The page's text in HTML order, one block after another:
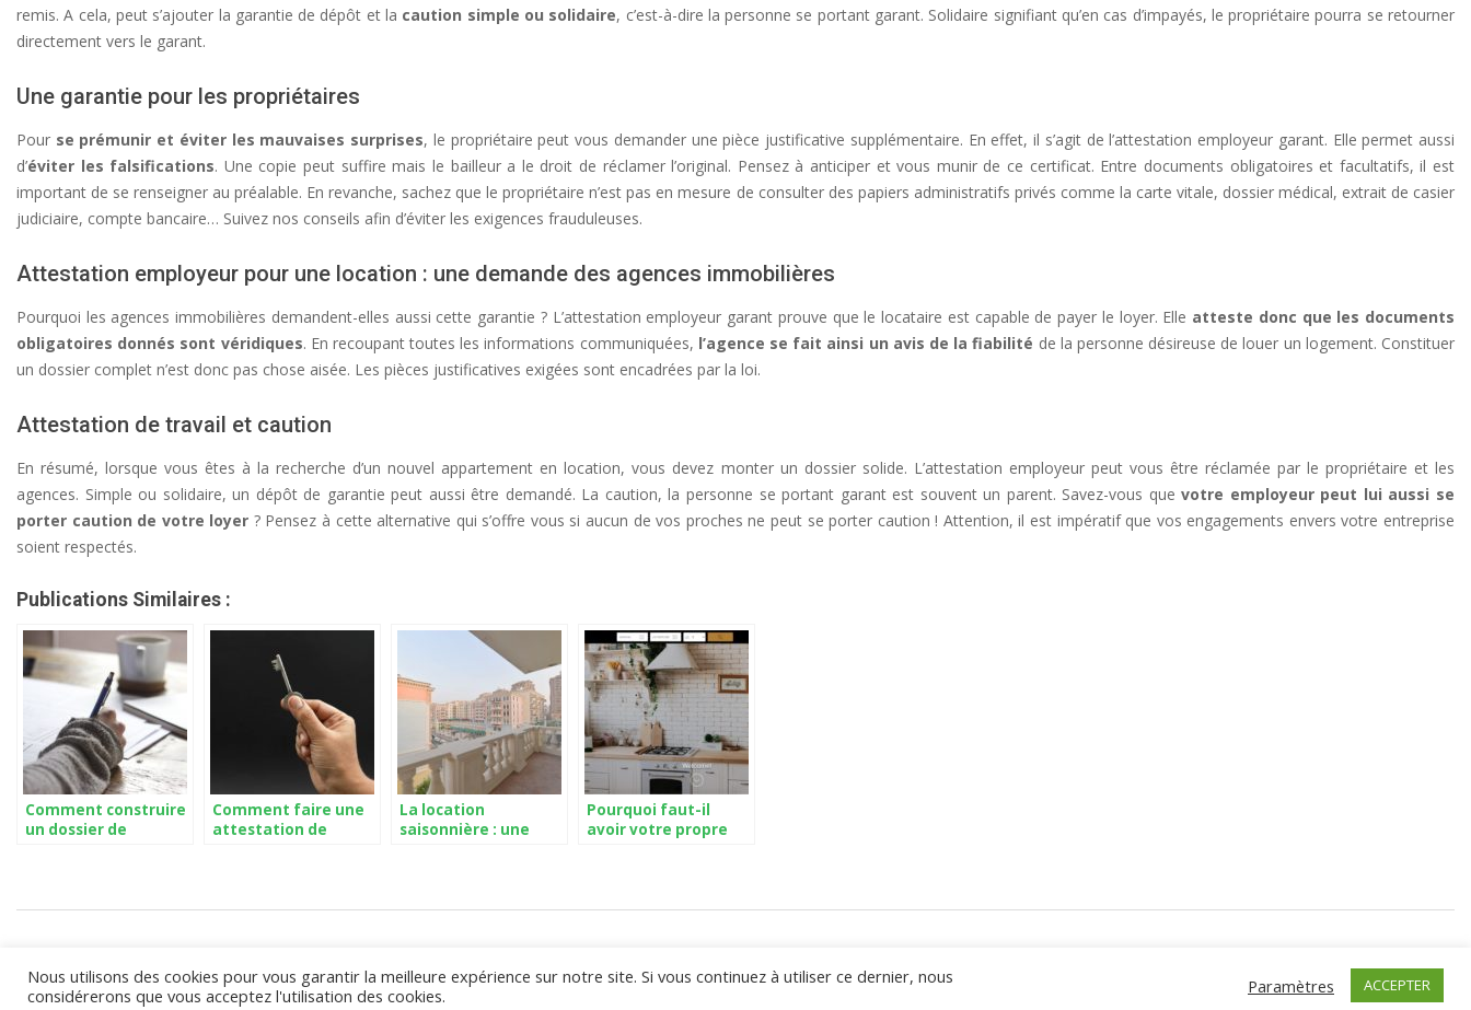
remis. A cela, peut s’ajouter la garantie de dépôt et la caution simple ou solidaire, c’est-à-dire la personne se portant garant. Solidaire signifiant qu’en cas d’impayés, le propriétaire pourra se retourner
directement vers le garant.
Une garantie pour les propriétaires
Pour se prémunir et éviter les mauvaises surprises, le propriétaire peut vous demander une pièce justificative supplémentaire. En effet, il s’agit de l’attestation employeur garant. Elle permet aussi
d’éviter les falsifications. Une copie peut suffire mais le bailleur a le droit de réclamer l’original. Pensez à anticiper et vous munir de ce certificat. Entre documents obligatoires et facultatifs, il est
important de se renseigner au préalable. En revanche, sachez que le propriétaire n’est pas en mesure de consulter des papiers administratifs privés comme la carte vitale, dossier médical, extrait de casier
judiciaire, compte bancaire… Suivez nos conseils afin d’éviter les exigences frauduleuses.
Attestation employeur pour une location : une demande des agences immobilières
Pourquoi les agences immobilières demandent-elles aussi cette garantie ? L’attestation employeur garant prouve que le locataire est capable de payer le loyer. Elle atteste donc que les documents
obligatoires donnés sont véridiques. En recoupant toutes les informations communiquées, l’agence se fait ainsi un avis de la fiabilité de la personne désireuse de louer un logement. Constituer
un dossier complet n’est donc pas chose aisée. Les pièces justificatives exigées sont encadrées par la loi.
Attestation de travail et caution
En résumé, lorsque vous êtes à la recherche d’un nouvel appartement en location, vous devez monter un dossier solide. L’attestation employeur peut vous être réclamée par le propriétaire et les
agences. Simple ou solidaire, un dépôt de garantie peut aussi être demandé. La caution, la personne se portant garant est souvent un parent. Savez-vous quevotre employeur peut lui aussi se
porter caution de votre loyer ? Pensez à cette alternative qui s’offre vous si aucun de vos proches ne peut se porter caution ! Attention, il est impératif que vos engagements envers votre entreprise
soient respectés.
Publications Similaires :
Comment construire
un dossier de
Comment faire une
attestation de
La location
saisonnière : une
Pourquoi faut-il
avoir votre propre
11
Immokap 2026 ©Mentions légales Logiciel immobilier
Nous utilisons des cookies pour vous garantir la meilleure expérience sur notre site. Si vous continuez à utiliser ce dernier, nous
considérerons que vous acceptez l'utilisation des cookies.
Paramètres ACCEPTER